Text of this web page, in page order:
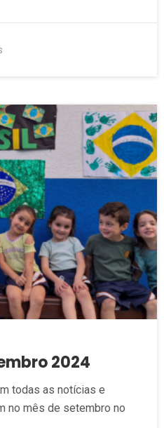
2024
todas as notícias e
no mês de setembro no